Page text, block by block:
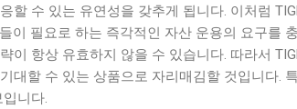
할 수 있는 유연성을 갖추게 됩니다. 이처럼
이 필요로 하는 즉각적인 자산 운용의 요구를
이 항상 유효하지 않을 수 있습니다. 따라서
대할 수 있는 상품으로 자리매김할 것입니다.
니다.